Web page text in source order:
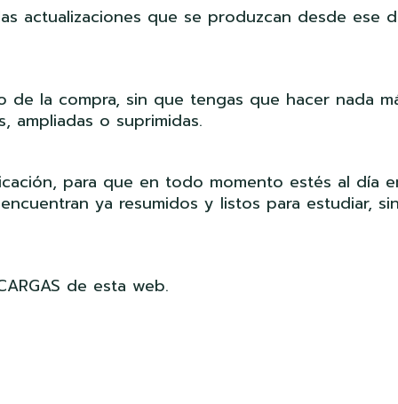
actualizaciones que se produzcan desde ese
la compra, sin que tengas que hacer nada
ampliadas o suprimidas.
para que en todo momento estés al día
ya resumidos y listos para estudiar,
de esta web.